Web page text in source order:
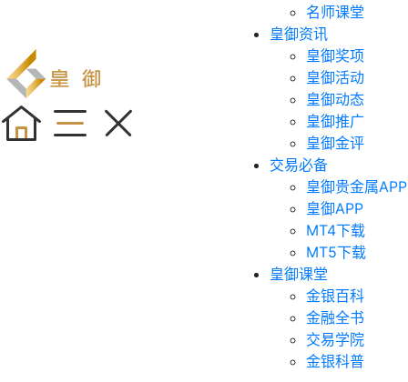
名师课堂
皇御资讯
皇御奖项
皇御活动
皇御动态
皇御推广
皇御金评
交易必备
皇御贵金属APP
皇御APP
MT4下载
MT5下载
皇御课堂
金银百科
金融全书
交易学院
金银科普